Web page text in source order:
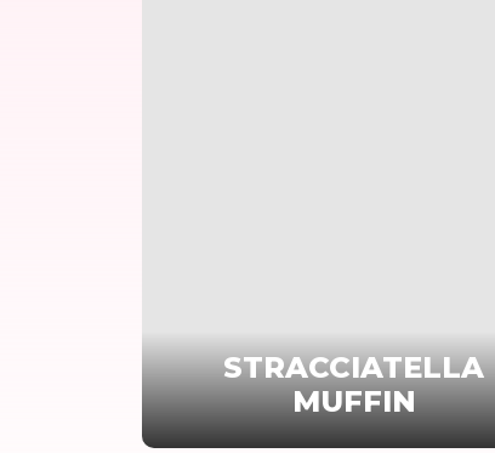
STRACCIATELLA
MUFFIN